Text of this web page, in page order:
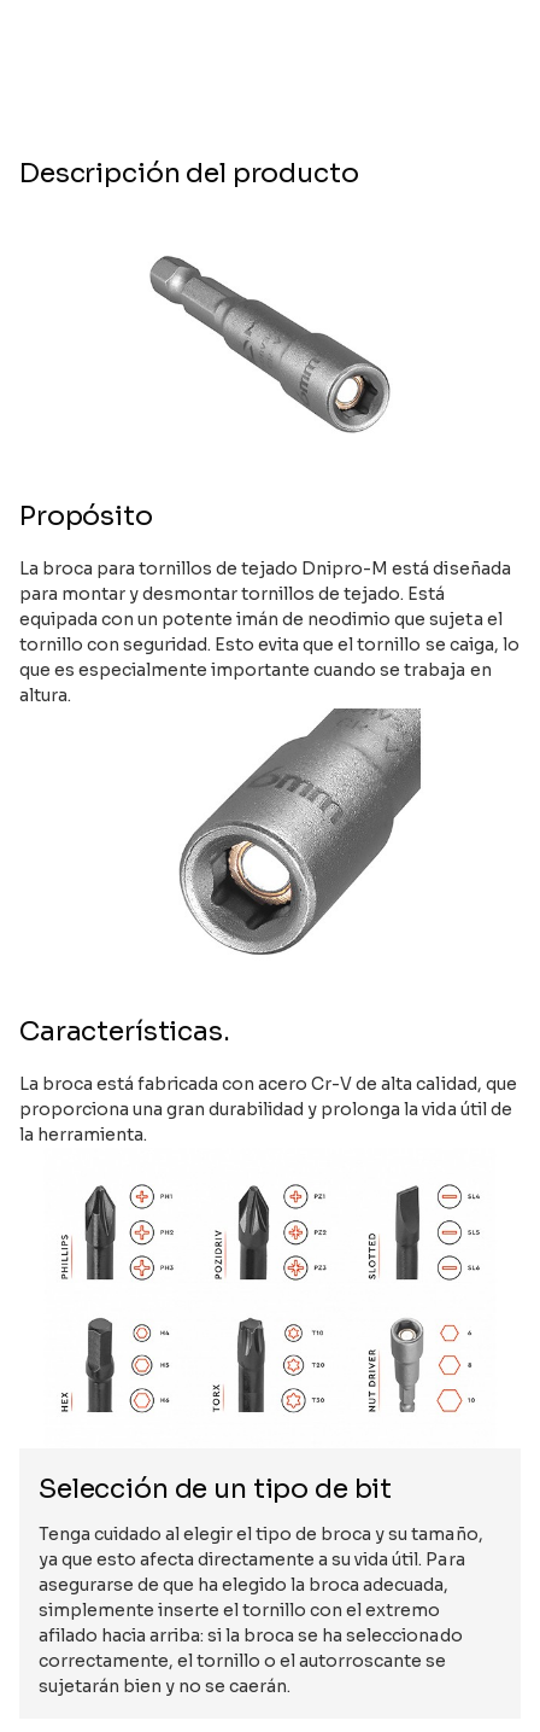
Descripción del producto
Propósito
La broca para tornillos de tejado Dnipro-M está diseñada
para montar y desmontar tornillos de tejado. Está
equipada con un potente imán de neodimio que sujeta el
tornillo con seguridad. Esto evita que el tornillo se caiga, lo
que es especialmente importante cuando se trabaja en
altura.
Características.
La broca está fabricada con acero Cr-V de alta calidad, que
proporciona una gran durabilidad y prolonga la vida útil de
la herramienta.
Selección de un tipo de bit
Tenga cuidado al elegir el tipo de broca y su tamaño,
ya que esto afecta directamente a su vida útil. Para
asegurarse de que ha elegido la broca adecuada,
simplemente inserte el tornillo con el extremo
afilado hacia arriba: si la broca se ha seleccionado
correctamente, el tornillo o el autorroscante se
sujetarán bien y no se caerán.